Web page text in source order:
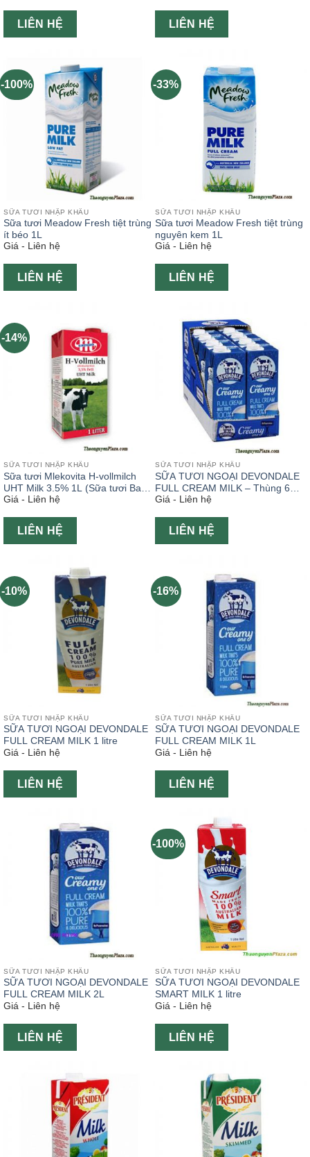
LIÊN HỆ LIÊN HỆ
-100%
SỮA TƯƠI NHẬP KHẨU
Sữa tươi Meadow Fresh tiệt trùng
ít béo 1L
Giá - Liên hệ
LIÊN HỆ
-33%
SỮA TƯƠI NHẬP KHẨU
Sữa tươi Meadow Fresh tiệt trùng
nguyên kem 1L
Giá - Liên hệ
LIÊN HỆ
-14%
SỮA TƯƠI NHẬP KHẨU
Sữa tươi Mlekovita H-vollmilch
UHT Milk 3.5% 1L (Sữa tươi Ba
Lan)
Giá - Liên hệ
LIÊN HỆ
SỮA TƯƠI NHẬP KHẨU
SỮA TƯƠI NGOẠI DEVONDALE
FULL CREAM MILK – Thùng 6
hộp x 2L
Giá - Liên hệ
LIÊN HỆ
-10%
SỮA TƯƠI NHẬP KHẨU
SỮA TƯƠI NGOẠI DEVONDALE
FULL CREAM MILK 1 litre
Giá - Liên hệ
LIÊN HỆ
-16%
SỮA TƯƠI NHẬP KHẨU
SỮA TƯƠI NGOẠI DEVONDALE
FULL CREAM MILK 1L
Giá - Liên hệ
LIÊN HỆ
SỮA TƯƠI NHẬP KHẨU
SỮA TƯƠI NGOẠI DEVONDALE
FULL CREAM MILK 2L
Giá - Liên hệ
LIÊN HỆ
-100%
SỮA TƯƠI NHẬP KHẨU
SỮA TƯƠI NGOẠI DEVONDALE
SMART MILK 1 litre
Giá - Liên hệ
LIÊN HỆ